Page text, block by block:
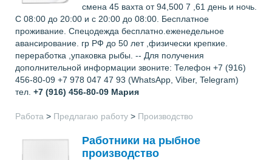
смена 45 вахта от 94,500 7 ,61 день и ночь.
С 08:00 до 20:00 и с 20:00 до 08:00. Бесплатное
проживание. Спецодежда бесплатно.еженедельное
авансирование. гр РФ до 50 лет ,физически крепкие.
переработка ,упаковка рыбы. -- Для получения
дополнительной информации звоните: Телефон +7 (916)
456-80-09 +7 978 047 47 93 (WhatsApp, Viber, Telegram)
тел. +7 (916) 456-80-09 Мария
Работа > Предлагаю работу > Производство
Работники на рыбное
производство